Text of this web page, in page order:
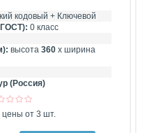
кодовый + Ключевой
ГОСТ): 0 класс
высота 360х ширина
(Россия)
от 3 шт.